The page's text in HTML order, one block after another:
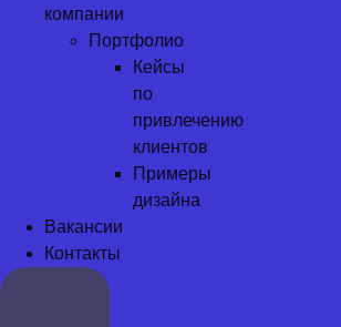
компании
Портфолио
Кейсы
по
привлечению
клиентов
Примеры
дизайна
Вакансии
Контакты